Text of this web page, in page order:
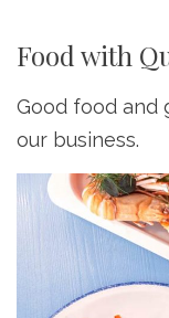
Food with
Good food and
our business.